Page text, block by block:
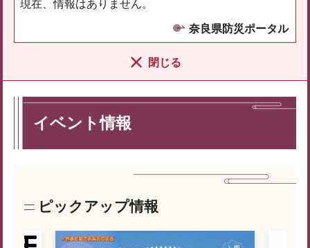
現在、情報はありません。
奈良県防災ポータル
閉じる
イベント情報
ピックアップ情報